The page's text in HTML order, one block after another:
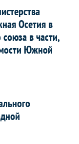
Осетия в
в части,
Южной